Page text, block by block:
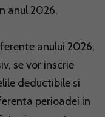
anul 2026.
anului 2026,
se vor inscrie
deductibile si
perioadei in